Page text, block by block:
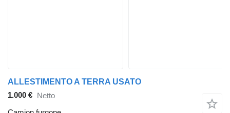
ALLESTIMENTO A TERRA USATO
1.000 € Netto